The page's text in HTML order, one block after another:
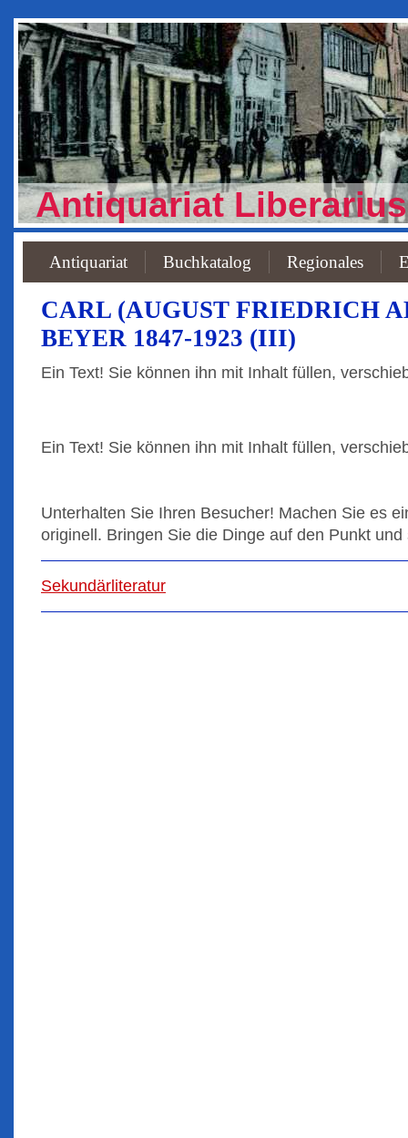
Antiquariat Liberarius
Antiquariat Buchkatalog Regionales
CARL (AUGUST FRIEDRICH
BEYER 1847-1923 (III)
Ein Text! Sie können ihn mit Inhalt füllen,
Ein Text! Sie können ihn mit Inhalt füllen,
Unterhalten Sie Ihren Besucher! Machen Sie es
originell. Bringen Sie die Dinge auf den Punkt
Sekundärliteratur